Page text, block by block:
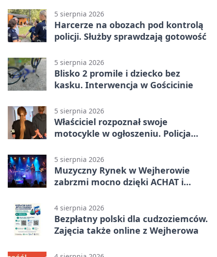
5 sierpnia 2026
Harcerze na obozach pod kontrolą
policji. Służby sprawdzają gotowość
5 sierpnia 2026
Blisko 2 promile i dziecko bez
kasku. Interwencja w Gościcinie
5 sierpnia 2026
Właściciel rozpoznał swoje
motocykle w ogłoszeniu. Policja
5 sierpnia 2026
Muzyczny Rynek w Wejherowie
zabrzmi mocno dzięki ACHAT i
4 sierpnia 2026
Bezpłatny polski dla cudzoziemców.
Zajęcia także online z Wejherowa